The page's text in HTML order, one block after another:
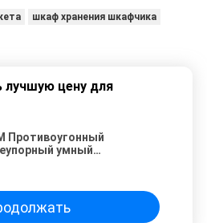
шкаф хранения шкафчика
лучшую цену для
Противоугонный
умный